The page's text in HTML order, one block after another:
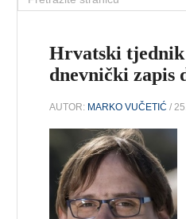
Hrvatski tjednik
dnevnički zapis
AUTOR: MARKO VUČETIĆ /